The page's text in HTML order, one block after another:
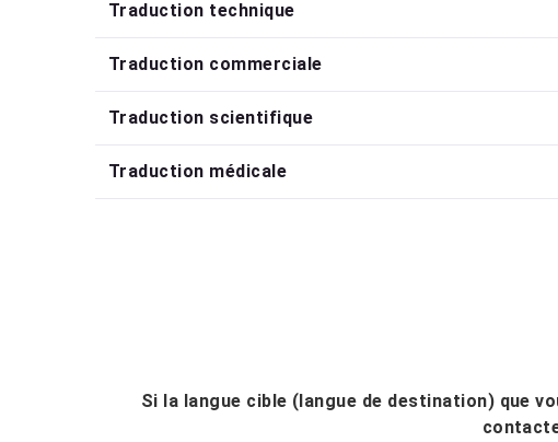
Traduction technique
Traduction commerciale
Traduction scientifique
Traduction médicale
Si la langue cible (langue de destination) que